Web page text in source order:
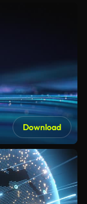
Download